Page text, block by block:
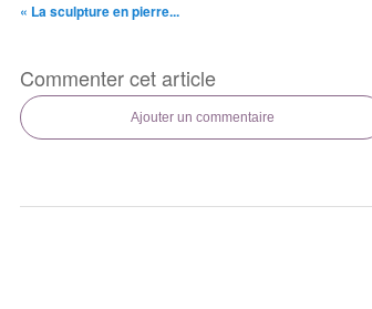
« La sculpture en pierre...
Commenter cet article
Ajouter un commentaire